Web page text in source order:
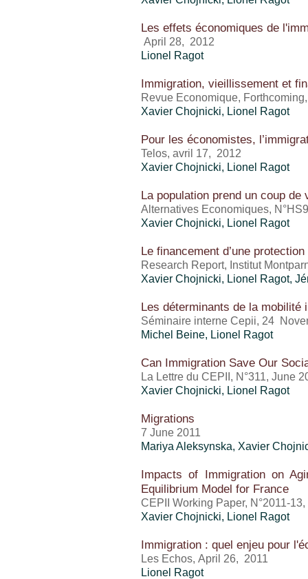
Les effets économiques de
April 28, 2012
Lionel Ragot
Immigration, vieillissement et
Revue Economique,
Xavier Chojnicki, Lionel Ragot
Pour les économistes,
Telos, avril 17, 2012
Xavier Chojnicki, Lionel Ragot
La population prend un coup de
Alternatives Economiques,
Xavier Chojnicki, Lionel Ragot
Le financement d’une
Research Report, Institut
Xavier Chojnicki, Lionel Ragot,
Les déterminants de la mobilité
Séminaire interne Cepii, 24
Michel Beine, Lionel Ragot
Can Immigration Save Our
La Lettre du CEPII, N°311, June
Xavier Chojnicki, Lionel Ragot
Migrations
7 June 2011
Mariya Aleksynska, Xavier
Impacts of Immigration on
Equilibrium Model for France
CEPII Working Paper, N°2011-
Xavier Chojnicki, Lionel Ragot
Immigration : quel enjeu pour
Les Echos, April 26, 2011
Lionel Ragot